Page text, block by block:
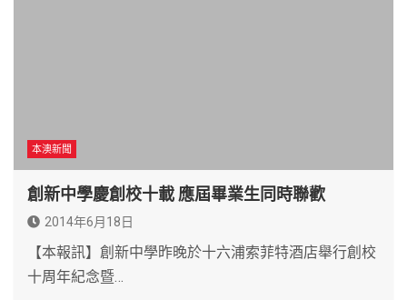
本澳新聞
創新中學慶創校十載 應屆畢業生同時聯歡
2014年6月18日
【本報訊】創新中學昨晚於十六浦索菲特酒店舉行創校
十周年紀念暨…